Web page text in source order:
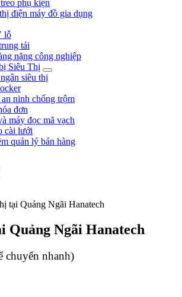
phụ kiện
điện máy đồ gia dụng
lỗ
tải
nặng công nghiệp
Siêu Thị
siêu thị
ninh chống trộm
đơn
máy đọc mã vạch
cài lưới
quản lý bán hàng
tại Quảng Ngãi Hanatech
Quảng Ngãi Hanatech
chuyển nhanh)